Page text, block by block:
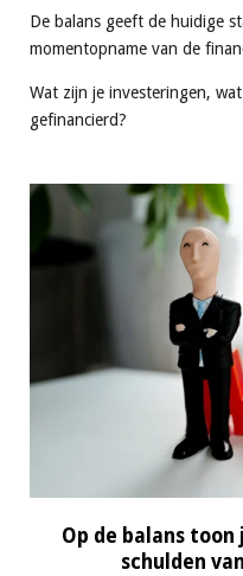
De balans geeft de huidige
momentopname van de
Wat zijn je investeringen,
gefinancierd?
Op de balans
schulden